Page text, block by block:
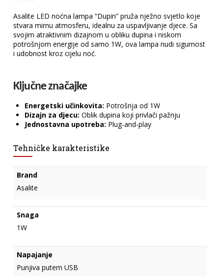
Asalite LED noćna lampa “Dupin” pruža nježno svjetlo koje
stvara mirnu atmosferu, idealnu za uspavljivanje djece. Sa
svojim atraktivnim dizajnom u obliku dupina i niskom
potrošnjom energije od samo 1W, ova lampa nudi sigurnost
i udobnost kroz cijelu noć.
Ključne značajke
Energetski učinkovita: Potrošnja od 1W
Dizajn za djecu: Oblik dupina koji privlači pažnju
Jednostavna upotreba: Plug-and-play
Tehničke karakteristike
Brand
Asalite
Snaga
1W
Napajanje
Punjiva putem USB